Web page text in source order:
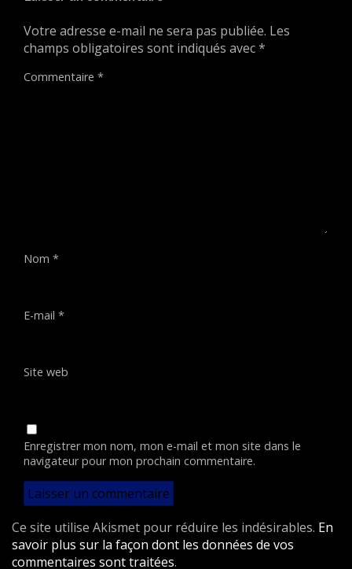
Votre adresse e-mail ne sera pas publiée. Les
champs obligatoires sont indiqués avec*
Commentaire *
Nom *
E-mail *
Site web
Enregistrer mon nom, mon e-mail et mon site dans le
navigateur pour mon prochain commentaire.
Ce site utilise Akismet pour réduire les indésirables. En
savoir plus sur la façon dont les données de vos
commentaires sont traitées.